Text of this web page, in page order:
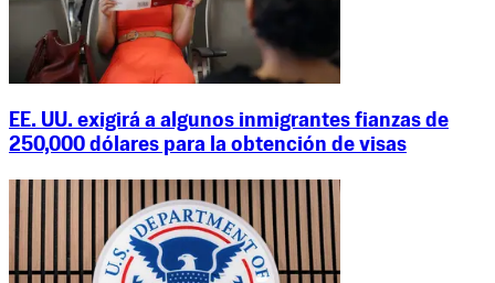
EE. UU. exigirá a algunos inmigrantes fianzas de
250,000 dólares para la obtención de visas